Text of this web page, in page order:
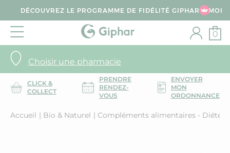
DÉCOUVREZ LE PROGRAMME DE FIDÉLITÉ GIPHAR & MOI
Choisir une pharmacie
0
CLICK &
COLLECT
PRENDRE
RENDEZ-
VOUS
ENVOYER
MON
ORDONNANCE
Accueil Bio & Naturel Compléments alimentaires -